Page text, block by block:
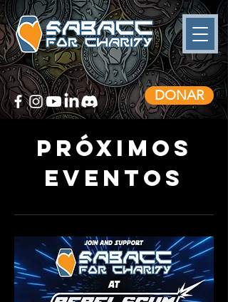
DONAR
Próximos
eventos